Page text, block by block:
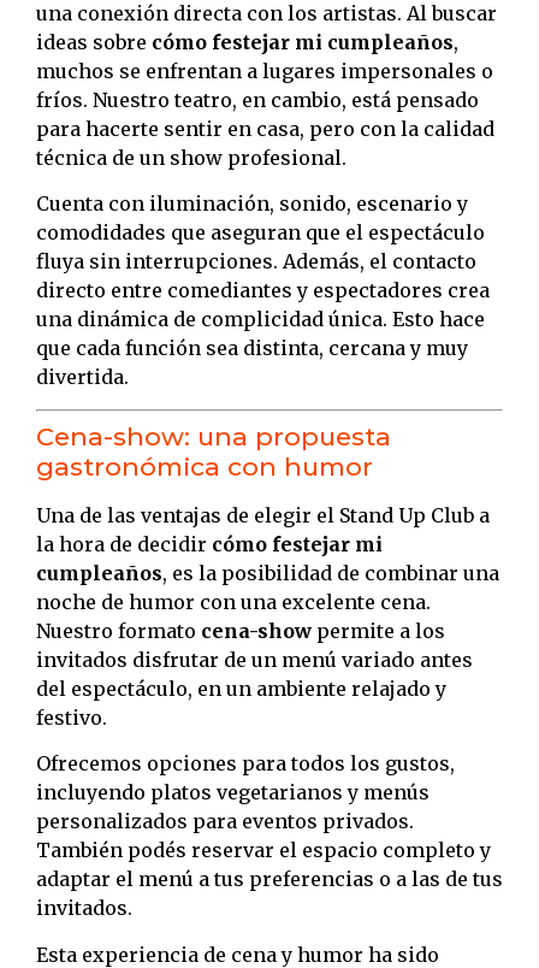
una conexión directa con los artistas. Al buscar
ideas sobre cómo festejar mi cumpleaños,
muchos se enfrentan a lugares impersonales o
fríos. Nuestro teatro, en cambio, está pensado
para hacerte sentir en casa, pero con la calidad
técnica de un show profesional.
Cuenta con iluminación, sonido, escenario y
comodidades que aseguran que el espectáculo
fluya sin interrupciones. Además, el contacto
directo entre comediantes y espectadores crea
una dinámica de complicidad única. Esto hace
que cada función sea distinta, cercana y muy
divertida.
Cena-show: una propuesta
gastronómica con humor
Una de las ventajas de elegir el Stand Up Club a
la hora de decidir cómo festejar mi
cumpleaños, es la posibilidad de combinar una
noche de humor con una excelente cena.
Nuestro formato cena-show permite a los
invitados disfrutar de un menú variado antes
del espectáculo, en un ambiente relajado y
festivo.
Ofrecemos opciones para todos los gustos,
incluyendo platos vegetarianos y menús
personalizados para eventos privados.
También podés reservar el espacio completo y
adaptar el menú a tus preferencias o a las de tus
invitados.
Esta experiencia de cena y humor ha sido